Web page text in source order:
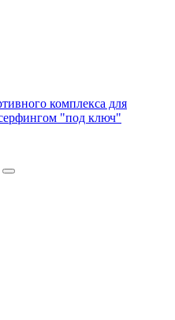
комплекса для
"под ключ"